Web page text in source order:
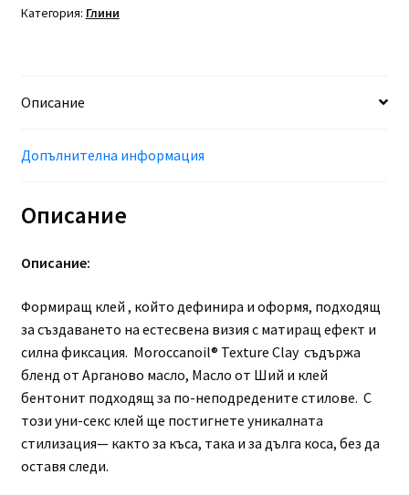
коса
75мл
Категория: Глини
Описание
Допълнителна информация
Описание
Описание:
Формиращ клей , който дефинира и оформя, подходящ
за създаването на естесвена визия с матиращ ефект и
силна фиксация. Moroccanoil® Texture Clay съдържа
бленд от Арганово масло, Масло от Ший и клей
бентонит подходящ за по-неподредените стилове. С
този уни-секс клей ще постигнете уникалната
стилизация— както за къса, така и за дълга коса, без да
оставя следи.